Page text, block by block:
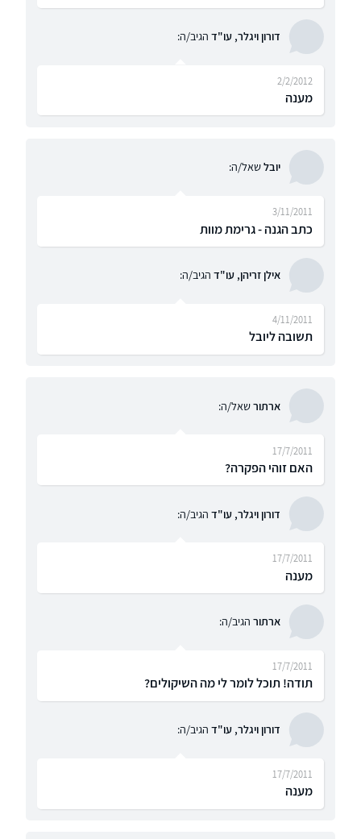
דורון ויגלר, עו"ד הגיב/ה:
מענה
2/2/2012
יובלשאל/ה:
כתב הגנה - גרימת מוות
3/11/2011
אילן זריהן, עו"ד הגיב/ה:
תשובה ליובל
4/11/2011
ארתורשאל/ה:
האם זוהי הפקרה?
17/7/2011
דורון ויגלר, עו"ד הגיב/ה:
מענה
17/7/2011
ארתור הגיב/ה:
תודה! תוכל לומר לי מה השיקולים?
17/7/2011
דורון ויגלר, עו"ד הגיב/ה:
מענה
17/7/2011